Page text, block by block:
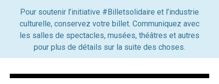
Pour soutenir l’initiative #Billetsolidaire et l’industrie
culturelle, conservez votre billet. Communiquez avec
les salles de spectacles, musées, théâtres et autres
pour plus de détails sur la suite des choses.